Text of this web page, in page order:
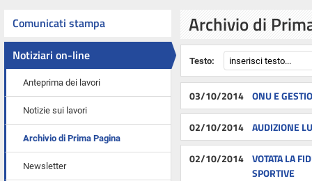
Comunicati stampa
Notiziari on-line
Anteprima dei lavori
Notizie sui lavori
Archivio di Prima Pagina
Newsletter
Archivio di
Testo:
03/10/2014 ONU E
02/10/2014 AUDIZIONE
02/10/2014 VOTATA LA
SPORTIVE